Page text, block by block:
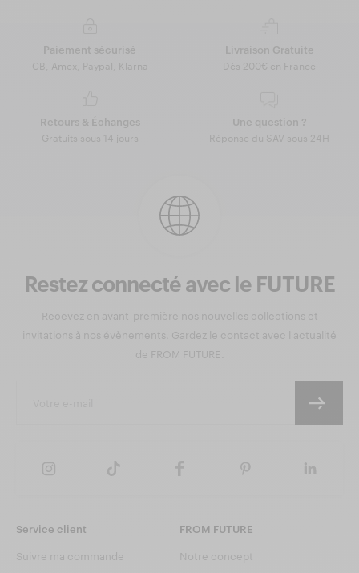
Paiement sécurisé
CB, Amex, Paypal, Klarna
Livraison Gratuite
Dès 200€ en France
Retours & Échanges
Gratuits sous 14 jours
Une question ?
Réponse du SAV sous 24H
Restez connecté avec le FUTURE
Recevez en avant-première nos nouvelles collections et
invitations à nos évènements. Gardez le contact avec l'actualité
de FROM FUTURE.
Service client
Suivre ma commande
FROM FUTURE
Notre concept